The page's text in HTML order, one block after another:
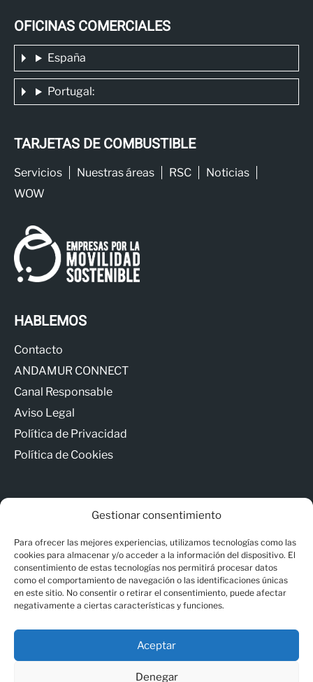
Gestionar consentimiento
Para ofrecer las mejores experiencias, utilizamos tecnologías como las
cookies para almacenar y/o acceder a la información del dispositivo. El
consentimiento de estas tecnologías nos permitirá procesar datos
como el comportamiento de navegación o las identificaciones únicas
en este sitio. No consentir o retirar el consentimiento, puede afectar
negativamente a ciertas características y funciones.
Aceptar
Denegar
OFICINAS COMERCIALES
España
Portugal:
TARJETAS DE COMBUSTIBLE
Servicios Nuestras áreas RSC
Noticias
WOW
HABLEMOS
Contacto
ANDAMUR CONNECT
Canal Responsable
Aviso Legal
Política de Privacidad
Política de Cookies
© Copyright - Andamur
Contacto
ANDAMUR CONNECT
Aviso Legal